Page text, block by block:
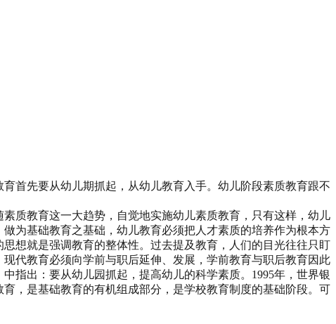
首先要从幼儿期抓起，从幼儿教育入手。幼儿阶段素质教育跟不
质教育这一大趋势，自觉地实施幼儿素质教育，只有这样，幼儿
为基础教育之基础，幼儿教育必须把人才素质的培养作为根本方
想就是强调教育的整体性。过去提及教育，人们的目光往往只盯
代教育必须向学前与职后延伸、发展，学前教育与职后教育因此
指出：要从幼儿园抓起，提高幼儿的科学素质。1995年，世界银
，是基础教育的有机组成部分，是学校教育制度的基础阶段。可